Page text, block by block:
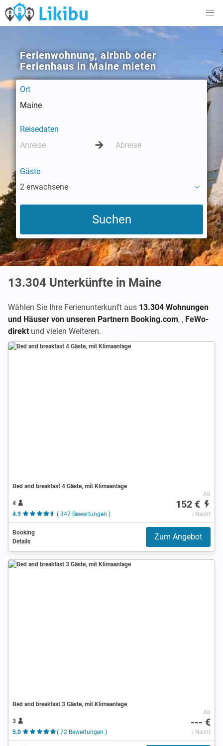
Ferienwohnung, airbnb oder
Ferienhaus in Maine mieten
Ort
Reisedaten
Gäste
2 erwachsene
13.304 Unterkünfte in Maine
Wählen Sie Ihre Ferienunterkunft aus 13.304 Wohnungen
und Häuser von unseren Partnern Booking.com, , FeWo-
direkt und vielen Weiteren.
Bed and breakfast 4 Gäste, mit Klimaanlage
4
4.9
( 347 Bewertungen )
Ab
152 €
/ Nacht
Booking
Details
Zum Angebot
Bed and breakfast 3 Gäste, mit Klimaanlage
3
5.0
( 72 Bewertungen )
Ab
--- €
/ Nacht